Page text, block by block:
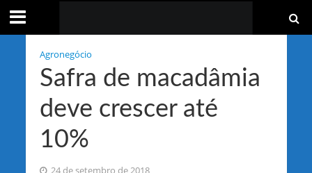
Agronegócio
Safra de macadâmia
deve crescer até
10%
24 de setembro de 2018